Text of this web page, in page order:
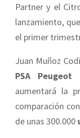
Partner y el
lanzamiento,
el primer
Juan Muñoz
PSA Peugeot
aumentará la
comparación
de unas 300.000